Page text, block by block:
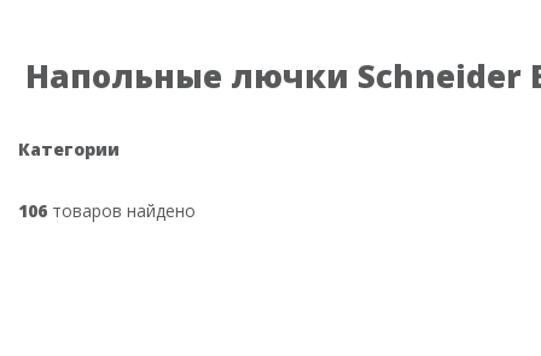
Напольные лючки Schneider
Категории
106 товаров найдено